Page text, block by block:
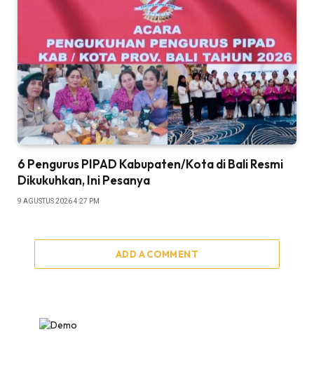
6 Pengurus PIPAD Kabupaten/Kota di Bali Resmi
Dikukuhkan, Ini Pesanya
9 AGUSTUS 2026 4:27 PM
ADD A COMMENT